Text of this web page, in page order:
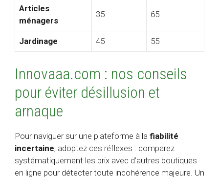
Articles
ménagers
35 65
Jardinage 45 55
Innovaaa.com : nos conseils
pour éviter désillusion et
arnaque
Pour naviguer sur une plateforme à la fiabilité
incertaine, adoptez ces réflexes : comparez
systématiquement les prix avec d’autres boutiques
en ligne pour détecter toute incohérence majeure. Un